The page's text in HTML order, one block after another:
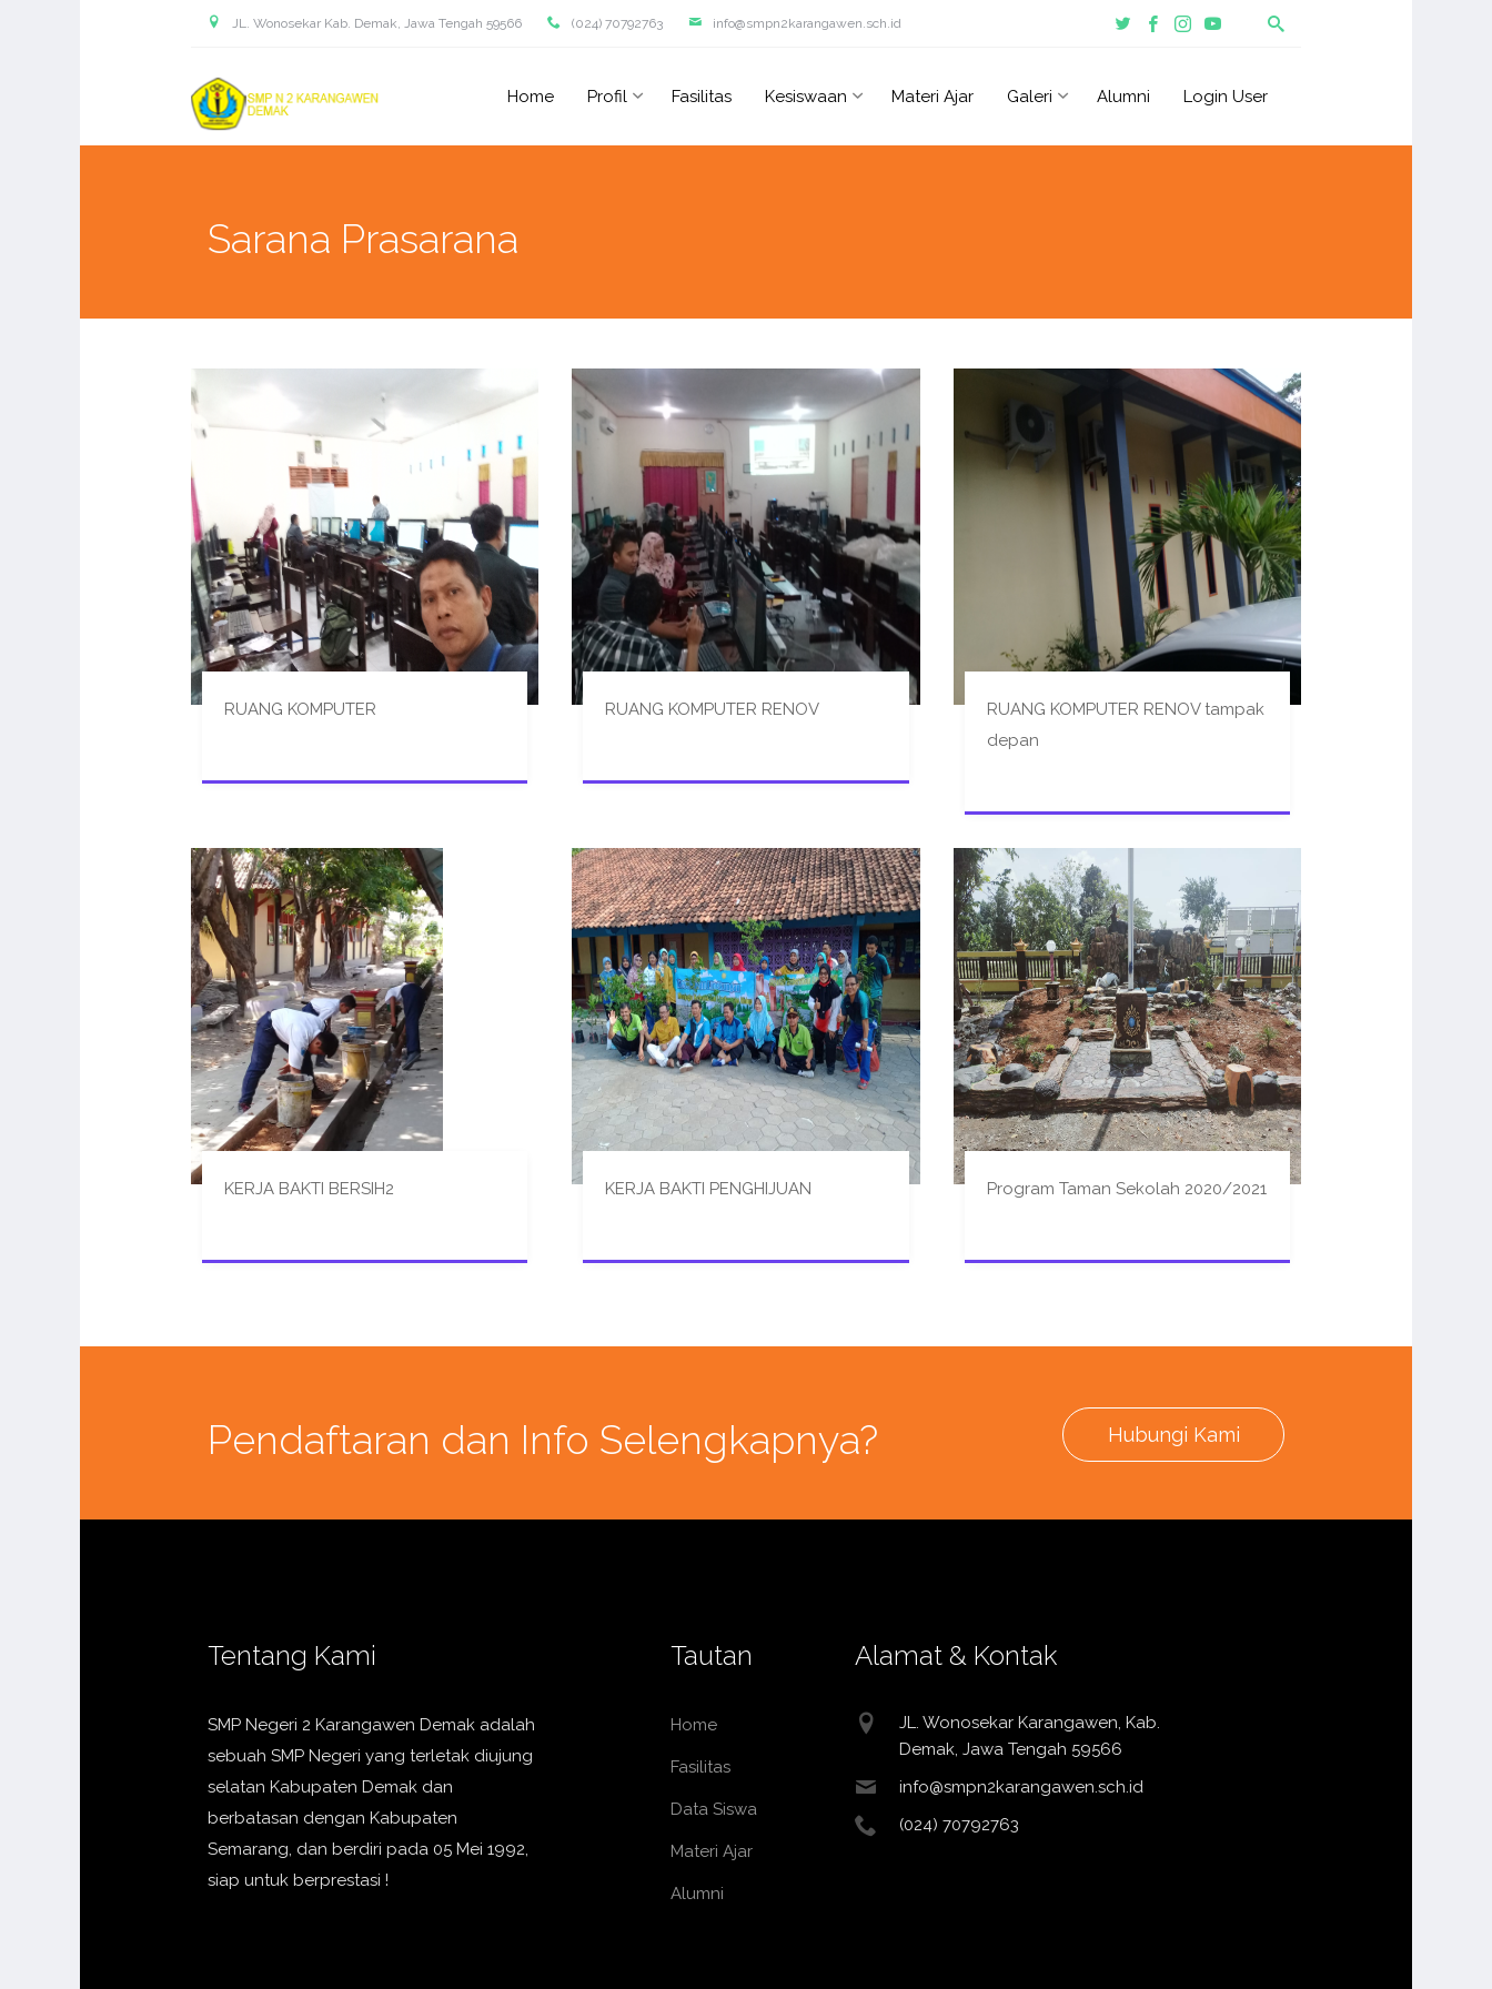
JL. Wonosekar Kab. Demak, Jawa Tengah 59566 (024) 70792763 info@smpn2karangawen.sch.id
Home Profil Fasilitas Kesiswaan Materi Ajar Galeri Alumni Login User
Sarana Prasarana
RUANG KOMPUTER RUANG KOMPUTER RENOV
RUANG KOMPUTER RENOV tampak
depan
KERJA BAKTI BERSIH2 KERJA BAKTI PENGHIJUAN Program Taman Sekolah 2020/2021
Pendaftaran dan Info Selengkapnya? Hubungi Kami
Tentang Kami
SMP Negeri 2 Karangawen Demak adalah
sebuah SMP Negeri yang terletak diujung
selatan Kabupaten Demak dan
berbatasan dengan Kabupaten
Semarang, dan berdiri pada 05 Mei 1992,
siap untuk berprestasi !
Tautan
Home
Fasilitas
Data Siswa
Materi Ajar
Alumni
Alamat & Kontak
JL. Wonosekar Karangawen, Kab.
Demak, Jawa Tengah 59566
info@smpn2karangawen.sch.id
(024) 70792763